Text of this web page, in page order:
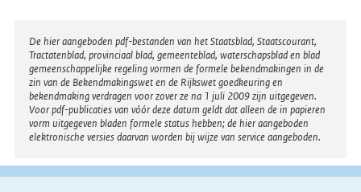
Disclaimer
De hier aangeboden pdf-bestanden van het Staatsblad, Staatscourant,
Tractatenblad, provinciaal blad, gemeenteblad, waterschapsblad en blad
gemeenschappelijke regeling vormen de formele bekendmakingen in de
zin van de Bekendmakingswet en de Rijkswet goedkeuring en
bekendmaking verdragen voor zover ze na 1 juli 2009 zijn uitgegeven.
Voor pdf-publicaties van vóór deze datum geldt dat alleen de in papieren
vorm uitgegeven bladen formele status hebben; de hier aangeboden
elektronische versies daarvan worden bij wijze van service aangeboden.